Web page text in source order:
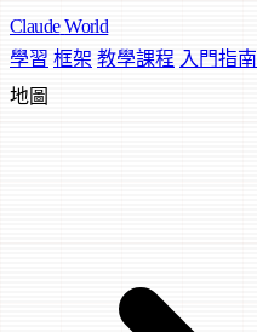
Claude World
學習 框架 教學課程 入門指南
地圖